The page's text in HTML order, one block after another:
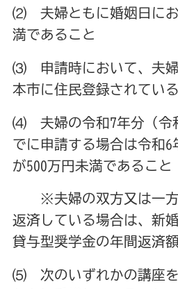
⑵ 夫婦ともに婚姻日にお
満であること
⑶ 申請時において、夫婦
本市に住民登録されてい
⑷ 夫婦の令和7年分（令
でに申請する場合は令和6
が500万円未満であること
※夫婦の双方又は一方
返済している場合は、新
貸与型奨学金の年間返済
⑸ 次のいずれかの講座を